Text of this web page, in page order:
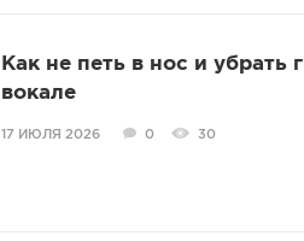
Как не петь в нос и убрать
вокале
17 ИЮЛЯ 2026 0 30